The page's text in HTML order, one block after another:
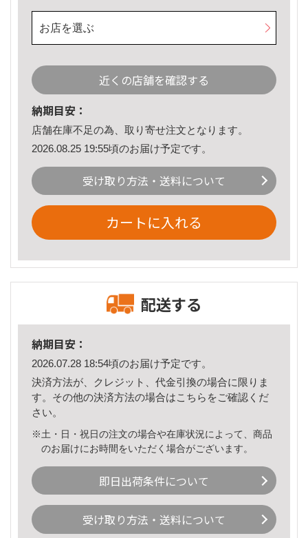
お店を選ぶ
近くの店舗を確認する
納期目安：
店舗在庫不足の為、取り寄せ注文となります。
2026.08.25 19:55頃のお届け予定です。
受け取り方法・送料について
カートに入れる
配送する
納期目安：
2026.07.28 18:54頃のお届け予定です。
決済方法が、クレジット、代金引換の場合に限りま
す。その他の決済方法の場合はこちら をご確認くだ
さい。
※土・日・祝日の注文の場合や在庫状況によって、商品
のお届けにお時間をいただく場合がございます。
即日出荷条件について
受け取り方法・送料について